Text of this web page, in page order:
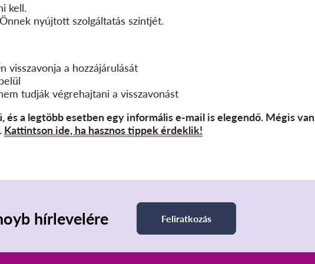
kell.
nyújtott szolgáltatás szintjét.
visszavonja a hozzájárulását
tudják végrehajtani a visszavonást
és a legtöbb esetben egy informális e-mail is elegendő. Mégis van
Kattintson ide, ha hasznos tippek érdeklik!
hírlevelére Feliratkozás